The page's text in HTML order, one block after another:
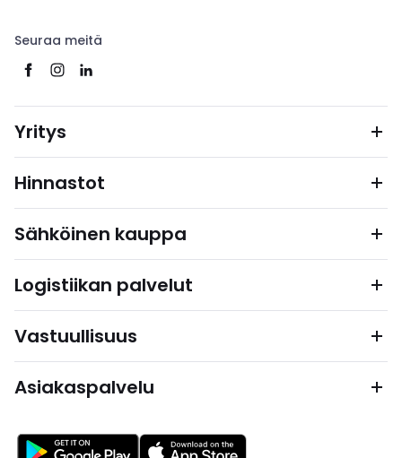
Seuraa meitä
Yritys
Hinnastot
Sähköinen kauppa
Logistiikan palvelut
Vastuullisuus
Asiakaspalvelu